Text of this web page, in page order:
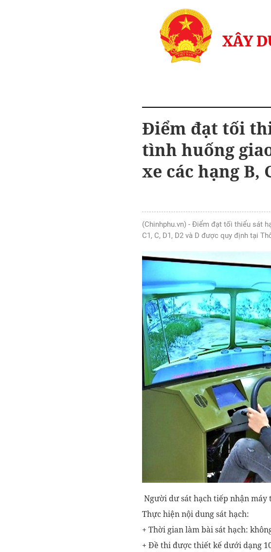
XÂY
Điểm đạt tối
tình huống
xe các hạng B,
(Chinhphu.vn) - Điểm đạt tối thiểu sát
C1, C, D1, D2 và D được quy định tại
Người dư sát hạch tiếp nhận máy
Thực hiện nội dung sát hạch:
+ Thời gian làm bài sát hạch:
+ Đề thi được thiết kế dưới dạng